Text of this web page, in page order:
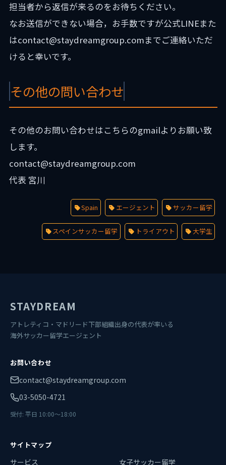
担当者から返信が来るのをお待ちください。
なお送信ができない場合，お手数ですが公式LINEまた
はcontact@staydreamgroup.comまでご連絡いただ
けると幸いです。
その他の問い合わせ
その他のお問い合わせはこちらのgmailよりお願い致
します。
contact@staydreamgroup.com
代表 宮川
Spain エージェント サッカー留学
スペインサッカー留学 トライアウト 大学生
STAYDREAM
アトレティコ・マドリード下部組織出身の代表が率いる
海外サッカー留学エージェント
お問い合わせ
contact@staydreamgroup.com
03-5050-4721
受付: 平日 10:00〜18:00
サイトマップ
サービス 女子サッカー留学